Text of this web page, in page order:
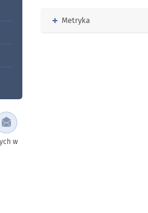
w
Rozwiń
Metryka